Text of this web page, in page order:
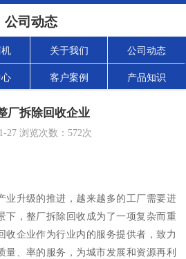
公司动态
关于我们 公司动态
客户案例 产品知识
厂拆除回收企业
27浏览次数： 572次
业升级的推进，越来越多的工厂需要进
下，整厂拆除回收成为了一项复杂而重
收企业作为行业内的服务提供者，致力
量、率的服务，为城市发展和资源再利